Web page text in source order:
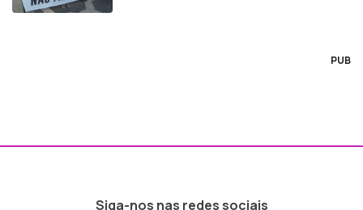
PUB
Siga-nos nas redes sociais